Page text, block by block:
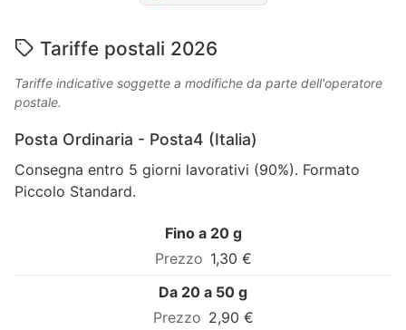
Tariffe postali 2026
Tariffe indicative soggette a modifiche da parte dell'operatore
postale.
Posta Ordinaria - Posta4 (Italia)
Consegna entro 5 giorni lavorativi (90%). Formato
Piccolo Standard.
Fino a 20 g
1,30 €
Da 20 a 50 g
2,90 €